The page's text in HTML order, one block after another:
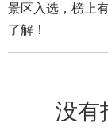
景区入选，榜上
了解！
没有